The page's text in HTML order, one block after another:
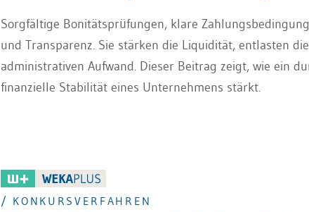
Sorgfältige Bonitätsprüfungen, klare
und Transparenz. Sie stärken die Liquidität, entlasten
administrativen Aufwand. Dieser Beitrag zeigt, wie ein
finanzielle Stabilität eines Unternehmens stärkt.
/ KONKURSVERFAHREN